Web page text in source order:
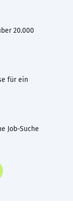
20.000
für ein
Job-Suche